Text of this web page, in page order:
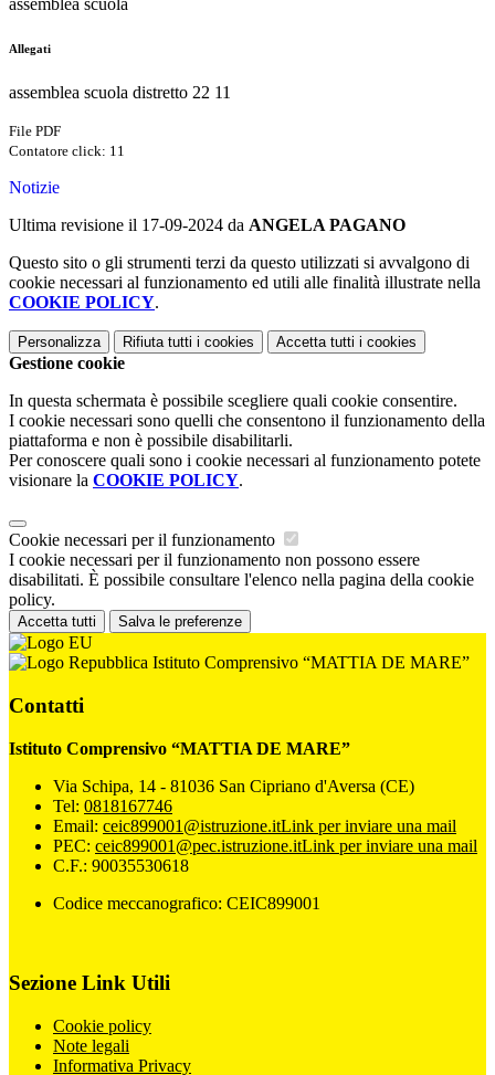
assemblea scuola
Allegati
assemblea scuola distretto 22 11
File PDF
Contatore click: 11
Notizie
Ultima revisione il 17-09-2024 da ANGELA PAGANO
Questo sito o gli strumenti terzi da questo utilizzati si avvalgono di
cookie necessari al funzionamento ed utili alle finalità illustrate nella
COOKIE POLICY.
Personalizza Rifiuta tutti i cookies Accetta tutti i cookies
Gestione cookie
In questa schermata è possibile scegliere quali cookie consentire.
I cookie necessari sono quelli che consentono il funzionamento della
piattaforma e non è possibile disabilitarli.
Per conoscere quali sono i cookie necessari al funzionamento potete
visionare la COOKIE POLICY.
Cookie necessari per il funzionamento
I cookie necessari per il funzionamento non possono essere
disabilitati. È possibile consultare l'elenco nella pagina della cookie
policy.
Accetta tutti Salva le preferenze
Istituto Comprensivo “MATTIA DE MARE”
Contatti
Istituto Comprensivo “MATTIA DE MARE”
Via Schipa, 14 - 81036 San Cipriano d'Aversa (CE)
Tel: 0818167746
Email: ceic899001@istruzione.itLink per inviare una mail
PEC: ceic899001@pec.istruzione.itLink per inviare una mail
C.F.: 90035530618
Codice meccanografico: CEIC899001
Sezione Link Utili
Cookie policy
Note legali
Informativa Privacy